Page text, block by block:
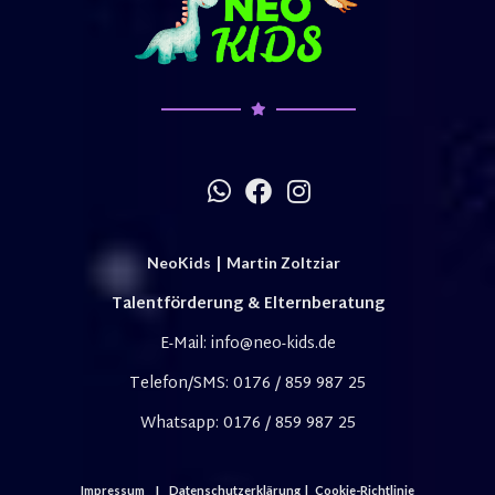
Whatsapp
Facebook
Instagram
NeoKids | Martin Zoltziar
Talentförderung & Elternberatung
E-Mail: info@neo-kids.de
Telefon/SMS: 0176 / 859 987 25
Whatsapp: 0176 / 859 987 25
Impressum Datenschutzerklärung Cookie-Richtlinie